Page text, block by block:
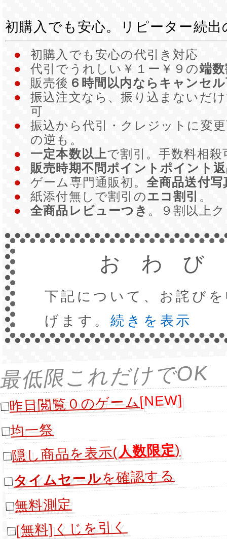
初購入でも安心。リピーター続出
●
初購入でも安心の代引き対応
●
代引でうれしい￥１ー￥９の端
●
販売後 ６時間以内ならキャンセ
●
振込注文なら、振り込まないだ
可
●
振込から代引・クレジットに変
の逆も。
●
一定本数以上で割引。手数料相
●
販売時期不問ポイントポイント
●
ゲーム専門通販初。 全商品送付写
●
紙添付無しで割引のエコ割引 。
●
全商品レビューつき 。９割以上
おわび
下記について、お詫び
げます。続きを表示
低限これだけでOK
□昨日閲覧０のゲーム[NEW]
□均一祭
□隠し商品を表示(人数限定)
□タイムセールを確認する
□無料測定
□[無料]くじを引く